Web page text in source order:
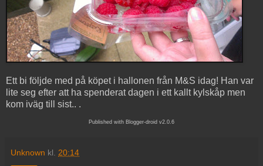
Ett bi följde med på köpet i hallonen från M&S idag! Han var
lite seg efter att ha spenderat dagen i ett kallt kylskåp men
kom iväg till sist.. .
Published with Blogger-droid v2.0.6
Unknown kl. 20:14